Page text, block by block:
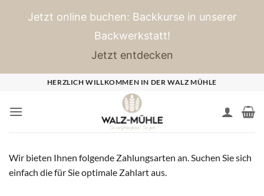
Jetzt online buchen: Backkurse in unserer
Backwerkstatt!
Jetzt entdecken
springen
HERZLICH WILLKOMMEN IN DER WALZ MÜHLE
Wir bieten Ihnen folgende Zahlungsarten an. Suchen Sie sich
einfach die für Sie optimale Zahlart aus.